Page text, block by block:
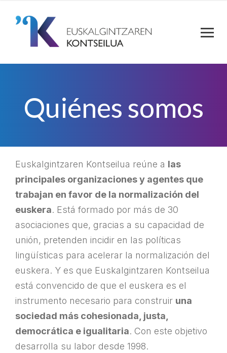
Quiénes somos
Euskalgintzaren Kontseilua reúne a las
principales organizaciones y agentes que
trabajan en favor de la normalización del
euskera. Está formado por más de 30
asociaciones que, gracias a su capacidad de
unión, pretenden incidir en las políticas
lingüísticas para acelerar la normalización del
euskera. Y es que Euskalgintzaren Kontseilua
está convencido de que el euskera es el
instrumento necesario para construir una
sociedad más cohesionada, justa,
democrática e igualitaria. Con este objetivo
desarrolla su labor desde 1998.